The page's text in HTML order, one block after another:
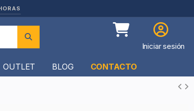
Iniciar sesión
OUTLET BLOG CONTACTO